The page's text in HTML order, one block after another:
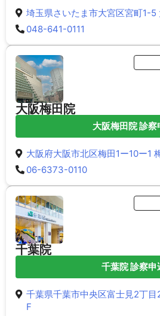
埼玉県さいたま市大宮区宮町1-5
048-641-0111
大阪梅田院
大阪梅田院 診察
大阪府大阪市北区梅田1ー10ー1
06-6373-0110
千葉院
千葉院 診察申
千葉県千葉市中央区富士見2丁
F